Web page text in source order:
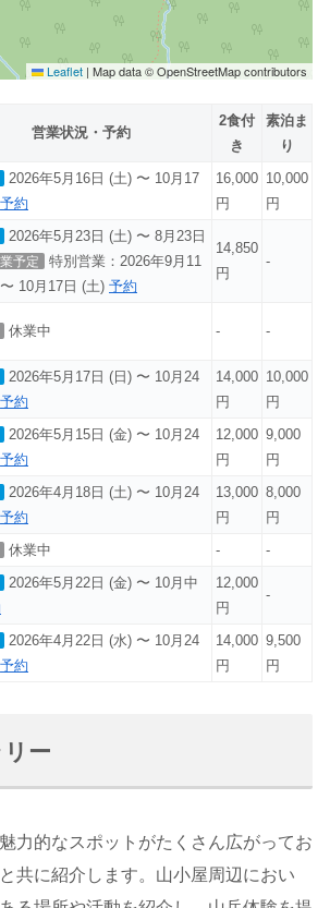
Leaflet | Map data © OpenStreetMap contributors
営業状況・予約
2食付
き
素泊ま
り
2026年5月16日 (土) 〜 10月17
予約
16,000
円
10,000
円
2026年5月23日 (土) 〜 8月23日
予定
特別営業：2026年9月11
10月17日 (土) 予約
14,850
円
-
休業中 - -
2026年5月17日 (日) 〜 10月24
予約
14,000
円
10,000
円
2026年5月15日 (金) 〜 10月24
予約
12,000
円
9,000
円
2026年4月18日 (土) 〜 10月24
予約
13,000
円
8,000
円
休業中 - -
2026年5月22日 (金) 〜 10月中
12,000
円
-
2026年4月22日 (水) 〜 10月24
予約
14,000
円
9,500
円
ー
力的なスポットがたくさん広がってお
共に紹介します。山小屋周辺におい